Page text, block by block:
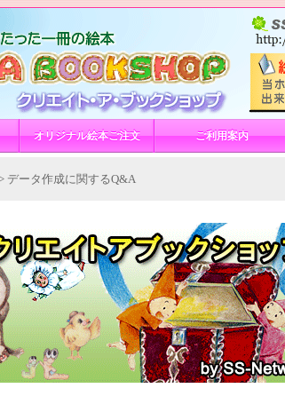
オリジナル絵本ご注文 ご利用案内
データ作成に関するQ&A